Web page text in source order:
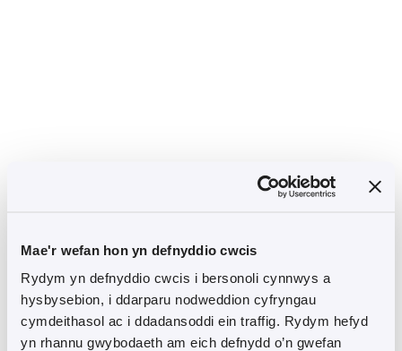
Mae'r wefan hon yn defnyddio cwcis
Rydym yn defnyddio cwcis i bersonoli cynnwys a
hysbysebion, i ddarparu nodweddion cyfryngau
cymdeithasol ac i ddadansoddi ein traffig. Rydym hefyd
yn rhannu gwybodaeth am eich defnydd o’n gwefan